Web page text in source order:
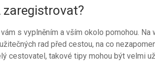
zaregistrovat?
s vyplněním a vším okolo pomohou. Na
rad před cestou, na co
cestovatel, takové tipy mohou být velmi